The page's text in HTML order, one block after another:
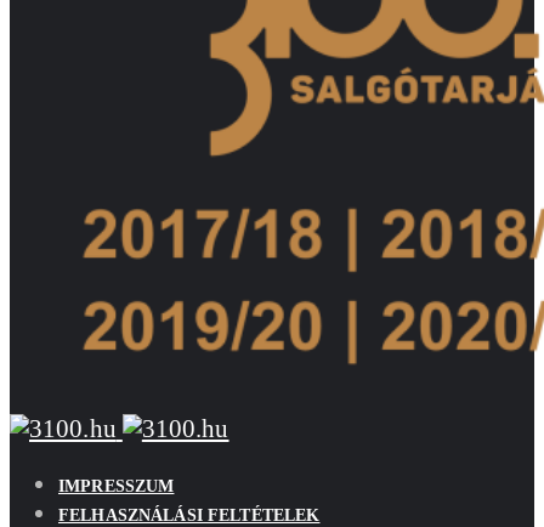
IMPRESSZUM
FELHASZNÁLÁSI FELTÉTELEK